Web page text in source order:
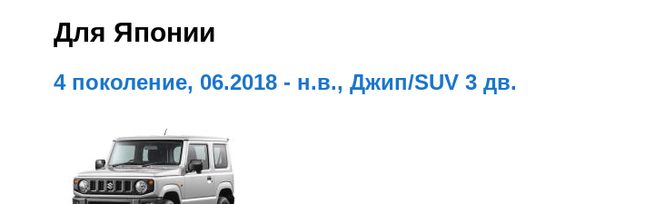
Для Японии
4 поколение, 06.2018 - н.в., Джип/SUV 3 дв.